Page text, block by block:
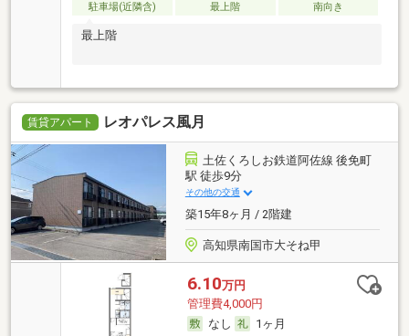
駐車場(近隣含)
最上階 南向き
最上階
賃貸アパート レオパレス風月
土佐くろしお鉄道阿佐線 後免町
駅 徒歩9分
その他の交通
築15年8ヶ月 / 2階建
高知県南国市大そね甲
6.10万円
管理費4,000円
なし
1ヶ月